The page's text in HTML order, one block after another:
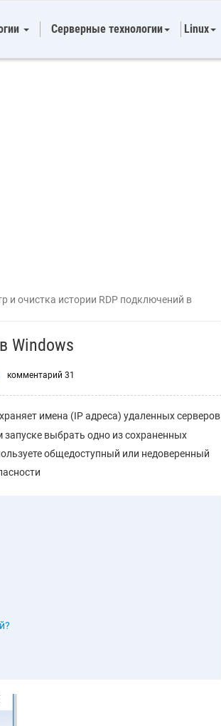
Серверные технологии Linux
и очистка истории RDP подключений в
Windows
комментарий 31
имена (IP адреса) удаленных серверов
выбрать одно из сохраненных
общедоступный или недоверенный